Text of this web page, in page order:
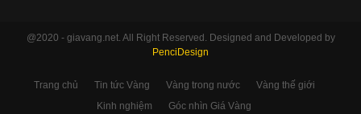
@2020 - giavang.net. All Right Reserved. Designed and Developed by
PenciDesign
Trang chủ Tin tức Vàng Vàng trong nước
Vàng thế giới
Kinh nghiệm
Góc nhìn Giá Vàng